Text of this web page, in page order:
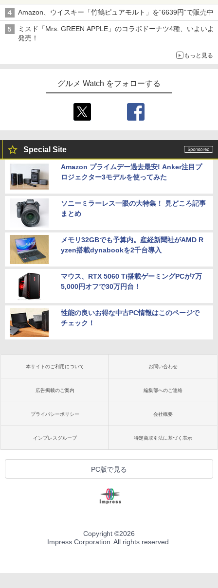
Amazon、ウイスキー「竹鶴ピュアモルト」を“6639円”で販売中
ミスド「Mrs. GREEN APPLE」のコラボドーナツ4種、いよいよ
発売！
もっと見る
グルメ Watch をフォローする
Special Site
Amazon プライムデー過去最安! Anker注目プ
ロジェクター3モデルを使ってみた
ソニーミラーレス一眼の大特集！ 見どころ記事
まとめ
メモリ32GBでも予算内。産経新聞社がAMD R
yzen搭載dynabookを2千台導入
マウス、RTX 5060 Ti搭載ゲーミングPCが7万
5,000円オフで30万円台！
性能の良いお得な中古PC情報はこのページで
チェック！
本サイトのご利用について お問い合わせ
広告掲載のご案内 編集部へのご連絡
プライバシーポリシー 会社概要
インプレスグループ 特定商取引法に基づく表示
PC版で見る
Copyright ©2026
Impress Corporation. All rights reserved.